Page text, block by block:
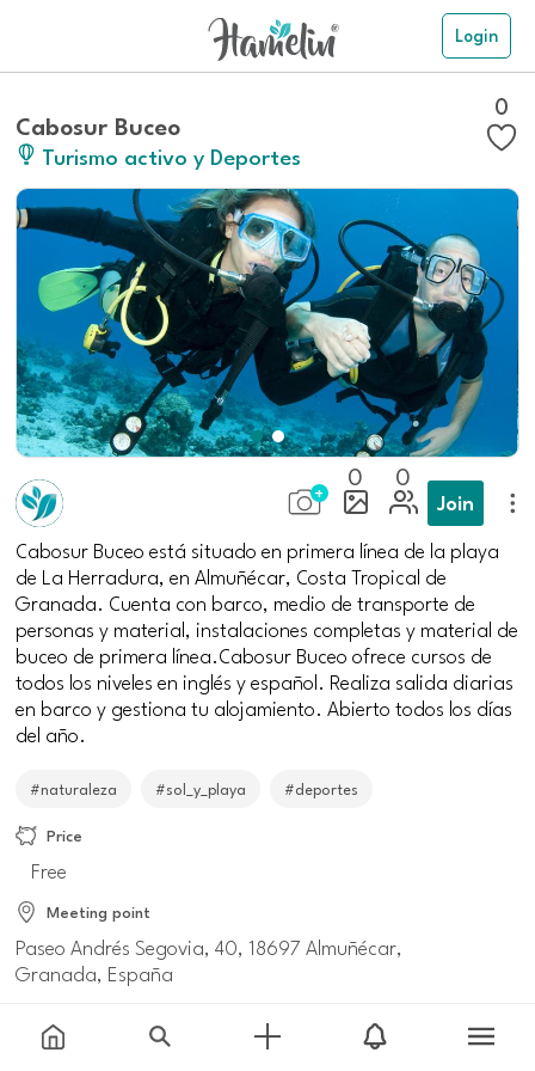
Login
Cabosur Buceo
Turismo activo y Deportes
0
0 0
Join
Cabosur Buceo está situado en primera línea de la playa
de La Herradura, en Almuñécar, Costa Tropical de
Granada. Cuenta con barco, medio de transporte de
personas y material, instalaciones completas y material de
buceo de primera línea.Cabosur Buceo ofrece cursos de
todos los niveles en inglés y español. Realiza salida diarias
en barco y gestiona tu alojamiento. Abierto todos los días
del año.
#naturaleza #sol_y_playa #deportes
Price
Free
Meeting point
Paseo Andrés Segovia, 40, 18697 Almuñécar,
Granada, España
Information and reservations